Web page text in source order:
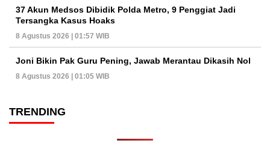
37 Akun Medsos Dibidik Polda Metro, 9 Penggiat Jadi
Tersangka Kasus Hoaks
8 Agustus 2026 | 01:57 WIB
Joni Bikin Pak Guru Pening, Jawab Merantau Dikasih Nol
8 Agustus 2026 | 01:05 WIB
TRENDING